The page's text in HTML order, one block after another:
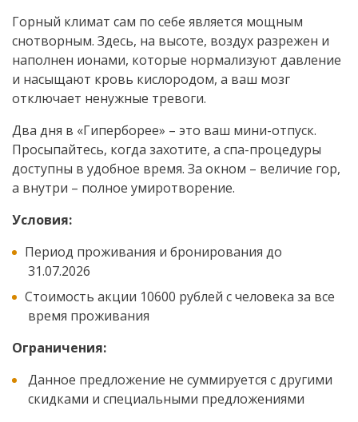
Горный климат сам по себе является мощным
снотворным. Здесь, на высоте, воздух разрежен и
наполнен ионами, которые нормализуют давление
и насыщают кровь кислородом, а ваш мозг
отключает ненужные тревоги.
Два дня в «Гиперборее» – это ваш мини-отпуск.
Просыпайтесь, когда захотите, а спа-процедуры
доступны в удобное время. За окном – величие гор,
а внутри – полное умиротворение.
Условия:
Период проживания и бронирования до
31.07.2026
Стоимость акции 10600 рублей с человека за все
время проживания
Ограничения:
Данное предложение не суммируется с другими
скидками и специальными предложениями